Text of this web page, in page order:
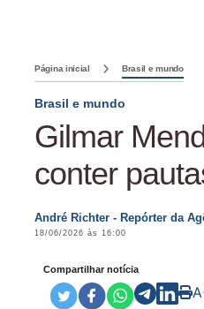
Página inicial Brasil e mundo
Brasil e mundo
Gilmar
conter
André Richter - Repórter da
18/06/2026 às 16:00
Compartilhar notícia